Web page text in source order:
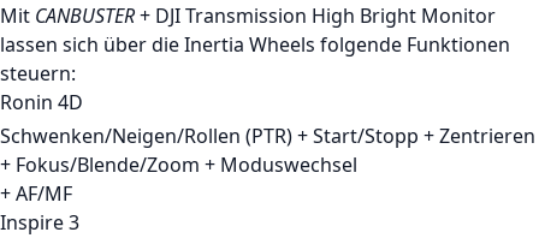
Mit CANBUSTER+ DJI Transmission High Bright Monitor
lassen sich über die Inertia Wheels folgende Funktionen
steuern:
Ronin 4D
Schwenken/Neigen/Rollen (PTR) + Start/Stopp + Zentrieren
+ Fokus/Blende/Zoom + Moduswechsel
+ AF/MF
Inspire 3